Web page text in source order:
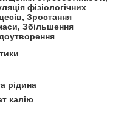
фізіологічних
Зростання
Збільшення
рідина
калію